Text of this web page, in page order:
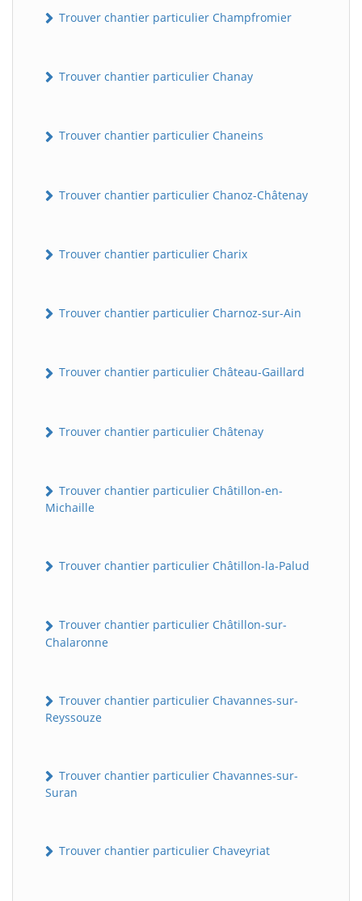
Trouver chantier particulier Champfromier
Trouver chantier particulier Chanay
Trouver chantier particulier Chaneins
Trouver chantier particulier Chanoz-Châtenay
Trouver chantier particulier Charix
Trouver chantier particulier Charnoz-sur-Ain
Trouver chantier particulier Château-Gaillard
Trouver chantier particulier Châtenay
Trouver chantier particulier Châtillon-en-
Michaille
Trouver chantier particulier Châtillon-la-Palud
Trouver chantier particulier Châtillon-sur-
Chalaronne
Trouver chantier particulier Chavannes-sur-
Reyssouze
Trouver chantier particulier Chavannes-sur-
Suran
Trouver chantier particulier Chaveyriat